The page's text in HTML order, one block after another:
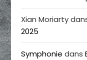
Xian Moriarty
2025
Symphonie dans